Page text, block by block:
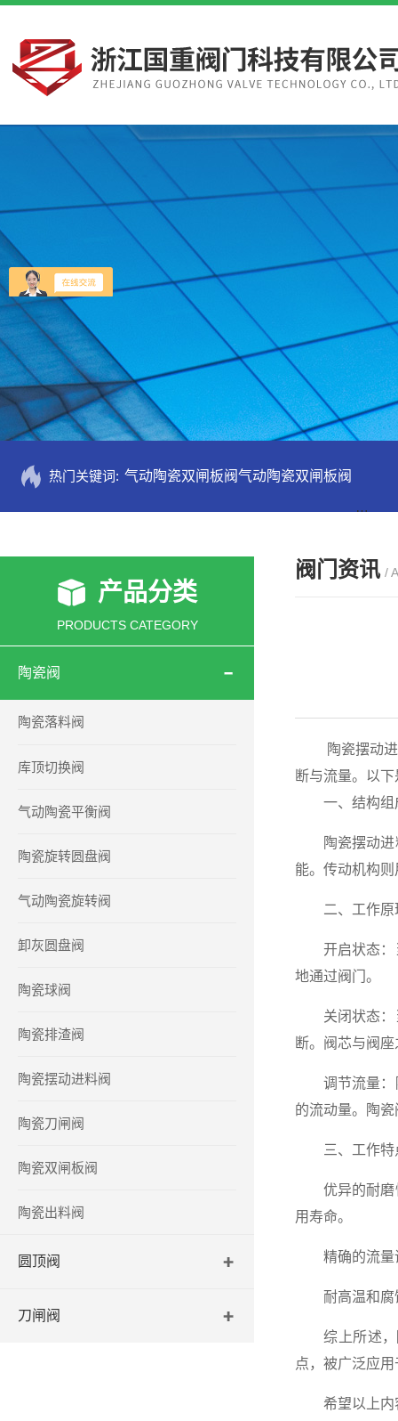
热门关键词: 气动陶瓷双闸板阀气动陶瓷双闸板阀
产品分类
PRODUCTS CATEGORY
陶瓷阀
陶瓷落料阀
库顶切换阀
气动陶瓷平衡阀
陶瓷旋转圆盘阀
气动陶瓷旋转阀
卸灰圆盘阀
陶瓷球阀
陶瓷排渣阀
陶瓷摆动进料阀
陶瓷刀闸阀
陶瓷双闸板阀
陶瓷出料阀
圆顶阀
刀闸阀
阀门资讯 /
陶瓷摆动进料
断与流量。以下
一、结构组
陶瓷摆动进料
能。传动机构
二、工作原
开启状态：当
地通过阀门。
关闭状态：当
断。阀芯与阀
调节流量：陶
的流动量。陶
三、工作特
优异的耐磨性
用寿命。
精确的流量调
耐高温和腐蚀
综上所述，陶
点，被广泛应
希望以上内容